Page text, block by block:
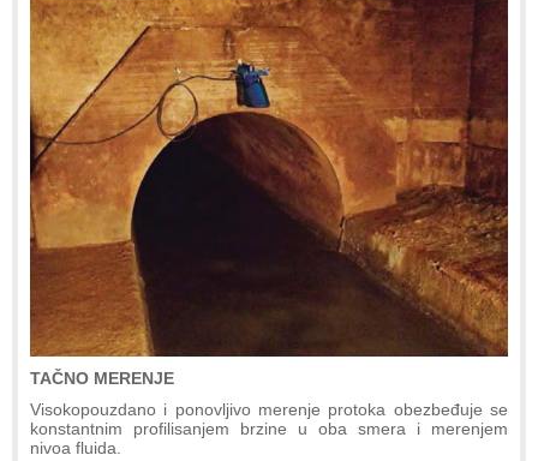
TAČNO MERENJE
Visokopouzdano i ponovljivo merenje protoka obezbeđuje se
konstantnim profilisanjem brzine u oba smera i merenjem
nivoa fluida.